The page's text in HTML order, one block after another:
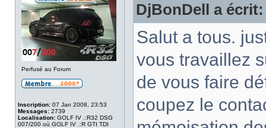
Perfusé au Forum
Inscription: 07 Jan 2008, 23:53
Messages: 2739
Localisation: GOLF IV .:R32 DSG
007/200 où GOLF IV .:R GTI TDI
DjBonDell a écrit:
Salut a tous.
vous travaillez
de vous faire
coupez le